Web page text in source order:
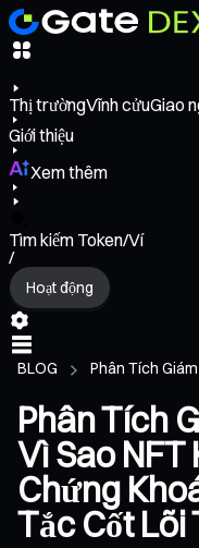
Thị trườngVĩnh cửuGiao
Giới thiệu
Xem thêm
Tìm kiếm Token/Ví
/
Hoạt động
BLOG Phân Tích
Phân Tích
Vì Sao NFT
Chứng
Tắc Cốt